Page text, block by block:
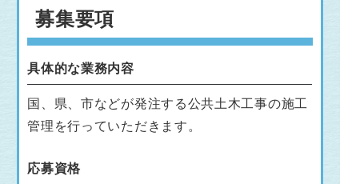
募集要項
具体的な業務内容
国、県、市などが発注する公共土木工事の施工
管理を行っていただきます。
応募資格